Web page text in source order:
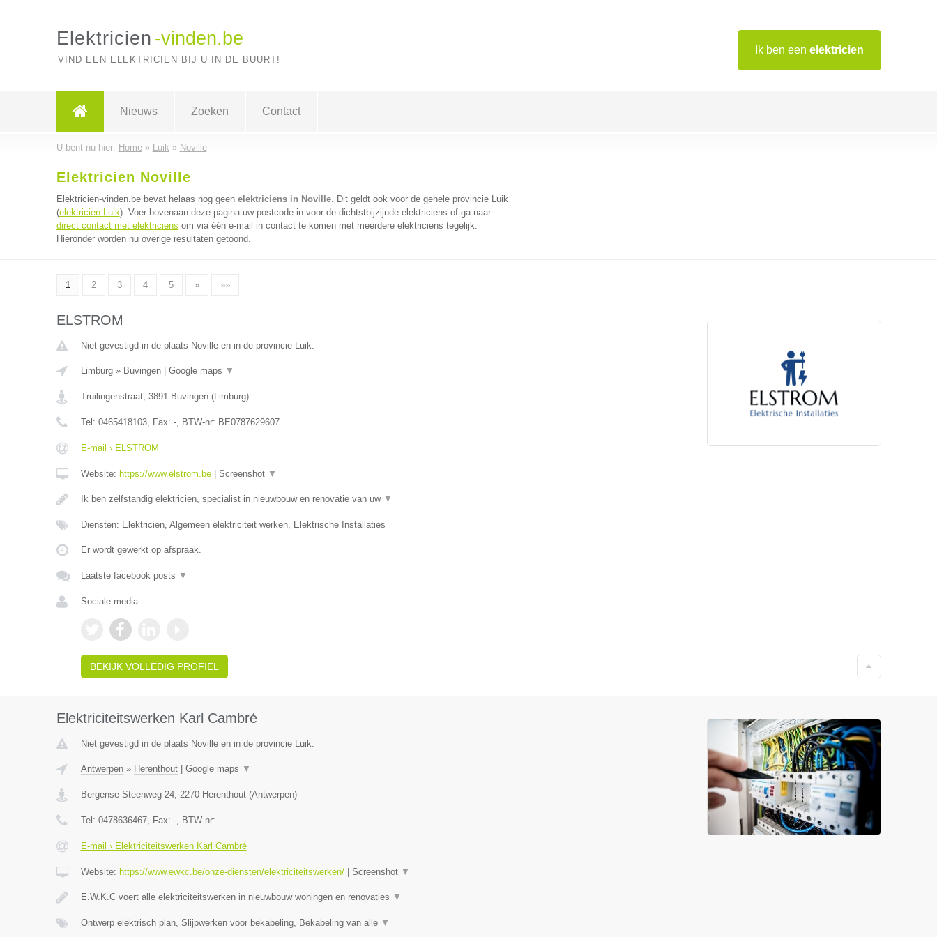
Ik ben een elektricien
Elektricien -vinden.be
VIND EEN ELEKTRICIEN BIJ U IN DE BUURT!
Nieuws Zoeken Contact
U bent nu hier: Home» Luik » Noville
Elektricien Noville
Elektricien-vinden.be bevat helaas nog geen elektriciens in Noville. Dit geldt ook voor de gehele provincie Luik
(elektricien Luik). Voer bovenaan deze pagina uw postcode in voor de dichtstbijzijnde elektriciens of ga naar
direct contact met elektriciens om via één e-mail in contact te komen met meerdere elektriciens tegelijk.
Hieronder worden nu overige resultaten getoond.
1 2 3 4 5 » »»
ELSTROM
Niet gevestigd in de plaats Noville en in de provincie Luik.
Limburg» Buvingen| Google maps ▼
Truilingenstraat, 3891 Buvingen(Limburg)
Tel: 0465418103, Fax: -, BTW-nr: BE0787629607
E-mail › ELSTROM
Website: https://www.elstrom.be| Screenshot ▼
Ik ben zelfstandig elektricien, specialist in nieuwbouw en renovatie van uw ▼
Diensten: Elektricien, Algemeen elektriciteit werken, Elektrische Installaties
Er wordt gewerkt op afspraak.
Laatste facebook posts ▼
Sociale media:
BEKIJK VOLLEDIG PROFIEL
Elektriciteitswerken Karl Cambré
Niet gevestigd in de plaats Noville en in de provincie Luik.
Antwerpen» Herenthout| Google maps ▼
Bergense Steenweg 24, 2270 Herenthout(Antwerpen)
Tel: 0478636467, Fax: -, BTW-nr: -
E-mail › Elektriciteitswerken Karl Cambré
Website: https://www.ewkc.be/onze-diensten/elektriciteitswerken/| Screenshot ▼
E.W.K.C voert alle elektriciteitswerken in nieuwbouw woningen en renovaties ▼
Ontwerp elektrisch plan, Slijpwerken voor bekabeling, Bekabeling van alle ▼